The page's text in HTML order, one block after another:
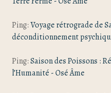
Ping:Voyage rétrograde de
déconditionnement
Ping:Saison des Poissons :
l’Humanité - Osé Âme